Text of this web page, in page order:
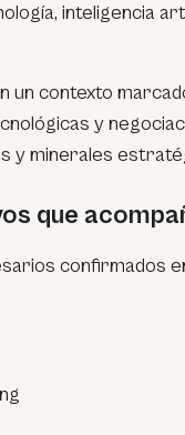
inteligencia
un contexto
y
y minerales
que
confirmados